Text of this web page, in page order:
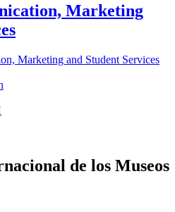
Marketing
Marketing and Student Services
de los Museos